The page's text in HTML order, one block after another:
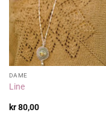
DAME
Line
kr80,00